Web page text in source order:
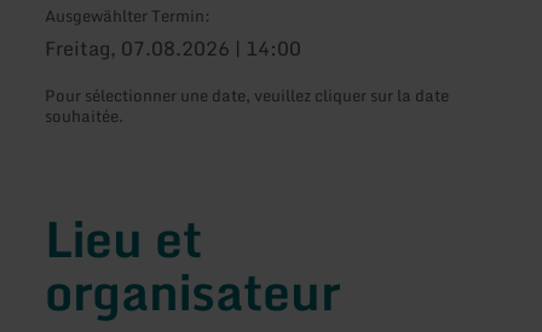
Ausgewählter Termin:
Freitag, 07.08.2026 | 14:00
Pour sélectionner une date, veuillez cliquer sur la date
souhaitée.
Lieu et
organisateur